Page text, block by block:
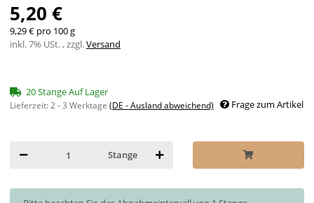
5,20 €
9,29 € pro 100 g
inkl. 7% USt. , zzgl.Versand
20 Stange Auf Lager
Lieferzeit:2 - 3 Werktage (DE - Ausland abweichend) Frage zum Artikel
Stange